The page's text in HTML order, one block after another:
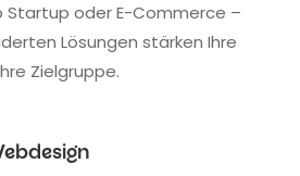
Startup oder E-Commerce –
Lösungen stärken Ihre
Zielgruppe.